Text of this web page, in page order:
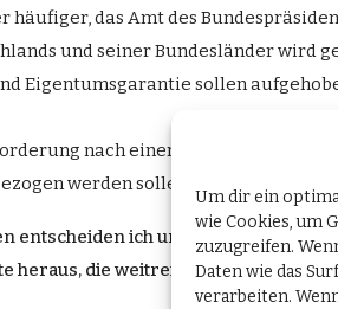
Um dir ein
wie Cookies, um
zuzugreifen.
Daten wie das
verarbeiten.
häufiger, das Amt des
und seiner Bundesländer wird
Eigentumsgarantie sollen
nach einem eigenen Artikel
werden sollen.
entscheiden ich und die Kollegen
heraus, die weitreichende